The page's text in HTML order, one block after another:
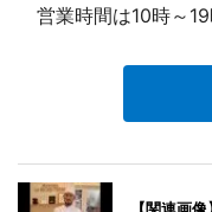
営業時間は10時～19